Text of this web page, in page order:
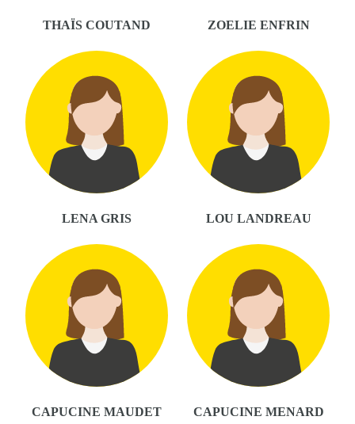
THAÏS COUTAND ZOELIE ENFRIN
LENA GRIS LOU LANDREAU
CAPUCINE MAUDET CAPUCINE MENARD